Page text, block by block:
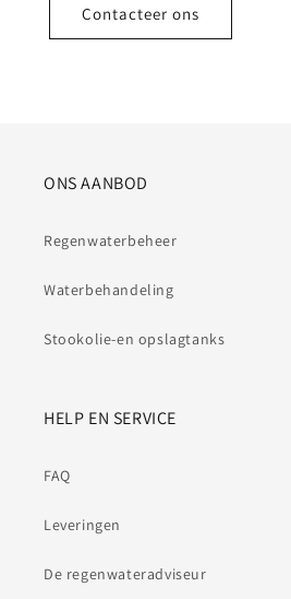
Contacteer ons
ONS AANBOD
Regenwaterbeheer
Waterbehandeling
Stookolie-en opslagtanks
HELP EN SERVICE
FAQ
Leveringen
De regenwateradviseur